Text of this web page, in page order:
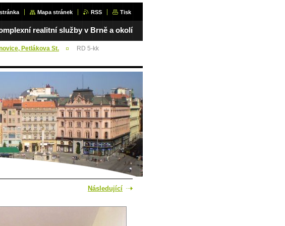
Mapa stránek RSS Tisk
realitní služby v Brně a okolí
Petlákova St.
RD 5-kk
Následující